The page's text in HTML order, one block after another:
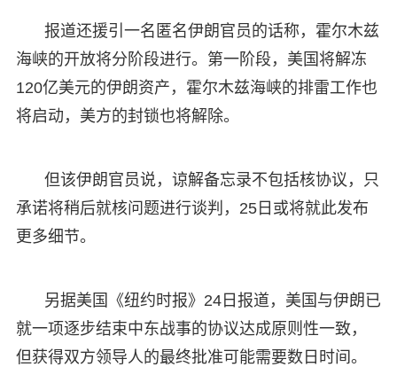
报道还援引一名匿名伊朗官员的话称，霍尔木兹
海峡的开放将分阶段进行。第一阶段，美国将解冻
120亿美元的伊朗资产，霍尔木兹海峡的排雷工作也
将启动，美方的封锁也将解除。
但该伊朗官员说，谅解备忘录不包括核协议，只
承诺将稍后就核问题进行谈判，25日或将就此发布
更多细节。
另据美国《纽约时报》24日报道，美国与伊朗已
就一项逐步结束中东战事的协议达成原则性一致，
但获得双方领导人的最终批准可能需要数日时间。